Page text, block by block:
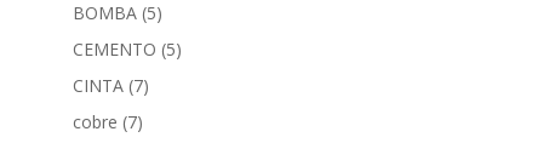
BOMBA (5)
CEMENTO (5)
CINTA (7)
cobre (7)